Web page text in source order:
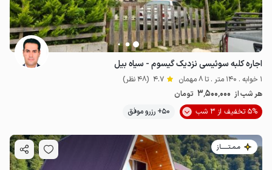
اجاره کلبه سوئیسی نزدیک گیسوم - سیاه بیل
1 خوابه . 140 متر . تا 8 مهمان 4.7 (48 نظر)
هر شب از 3٬500٬000 تومان
5% تخفیف از 3 شب
50+ رزرو موفق
مـمـتــــــاز